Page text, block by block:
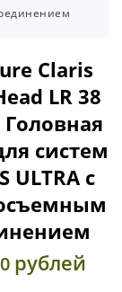
Claris
LR 38
Головная
систем
ULTRA с
рублей